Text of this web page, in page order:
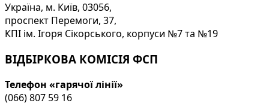
Україна, м. Київ, 03056,
проспект Перемоги, 37,
КПІ ім. Ігоря Сікорського, корпуси №7 та №19
ВІДБІРКОВА КОМІСІЯ ФСП
Телефон «гарячої лінії»
(066) 807 59 16